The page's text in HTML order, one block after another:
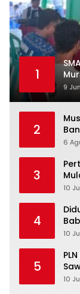
1
9
2
6
3
10
4
10
5
10